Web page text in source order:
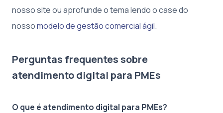
nosso site ou aprofunde o tema lendo o case do
nossomodelo de gestão comercial ágil.
Perguntas frequentes sobre
atendimento digital para PMEs
O que é atendimento digital para PMEs?